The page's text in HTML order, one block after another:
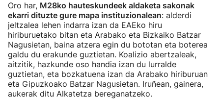
Oro har, M28ko hauteskundeek aldaketa sakonak
ekarri dituzte gure mapa instituzionalean: alderdi
jeltzalea lehen indarra izan da EAEko hiru
hiriburuetako bitan eta Arabako eta Bizkaiko Batzar
Nagusietan, baina atzera egin du bototan eta boterea
galdu du erakunde guztietan. Koalizio abertzaleak,
aitzitik, hazkunde oso handia izan du lurralde
guztietan, eta bozkatuena izan da Arabako hiriburuan
eta Gipuzkoako Batzar Nagusietan. Iruñean, gainera,
aukerak ditu Alkatetza bereganatzeko.